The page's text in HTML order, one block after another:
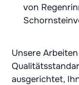
von
Unsere
ausgerichtet,